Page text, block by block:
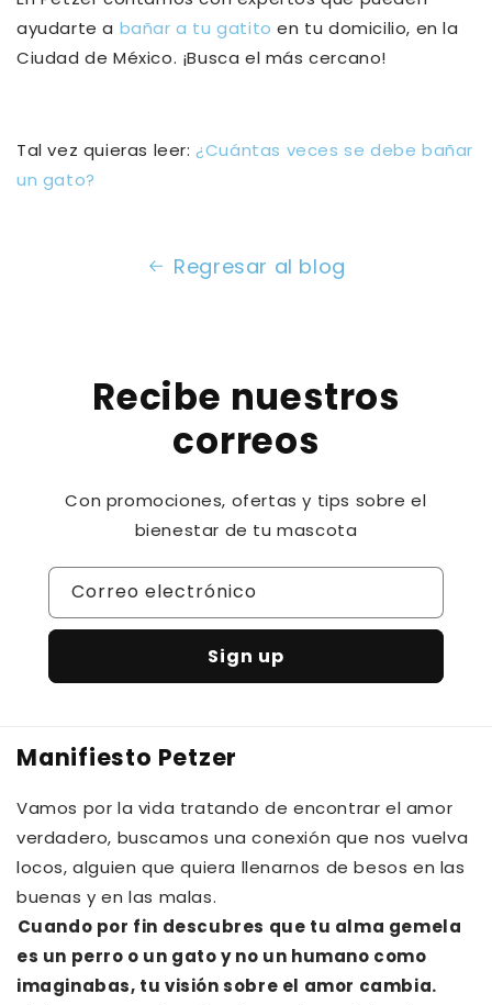
ayudarte a bañar a tu gatitoen tu domicilio, en la
Ciudad de México. ¡Busca el más cercano!
Tal vez quieras leer:¿Cuántas veces se debe bañar
un gato?
Regresar al blog
Recibe nuestros
correos
Con promociones, ofertas y tips sobre el
bienestar de tu mascota
Correo electrónico
Sign up
Manifiesto Petzer
Vamos por la vida tratando de encontrar el amor
verdadero, buscamos una conexión que nos vuelva
locos, alguien que quiera llenarnos de besos en las
buenas y en las malas.⁠⁠
Cuando por fin descubres que tu alma gemela
es un perro o un gato y no un humano como
imaginabas, tu visión sobre el amor cambia.⁠